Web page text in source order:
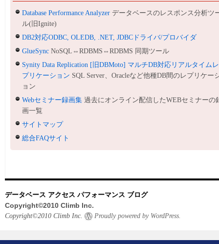
Database Performance Analyzer データベースのレスポンス分析ツ
ル(旧Ignite)
DB2対応ODBC, OLEDB, .NET, JDBCドライバ/プロバイダ
GlueSync NoSQL⇔RDBMS⇔RDBMS 同期ツール
Synity Data Replication [旧DBMoto] マルチDB対応リアルタイムレ
プリケーション SQL Server、Oracleなど他種DB間のレプリケー
ョン
Webセミナー録画集 過去にオンライン配信したWEBセミナーの
画一覧
サイトマップ
総合FAQサイト
データベース アクセス パフォーマンス ブログ
Copyright©2010 Climb Inc.
Copyright©2010 Climb Inc. Proudly powered by WordPress.